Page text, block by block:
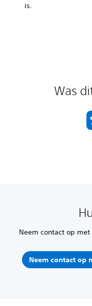
is.
Was
Neem contact op
Neem contact op